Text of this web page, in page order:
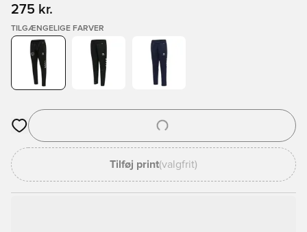
275 kr.
TILGÆNGELIGE FARVER
Åbner en Modal til at logge ind eller tilmelde dig som medlem
Tilføj print(valgfrit)